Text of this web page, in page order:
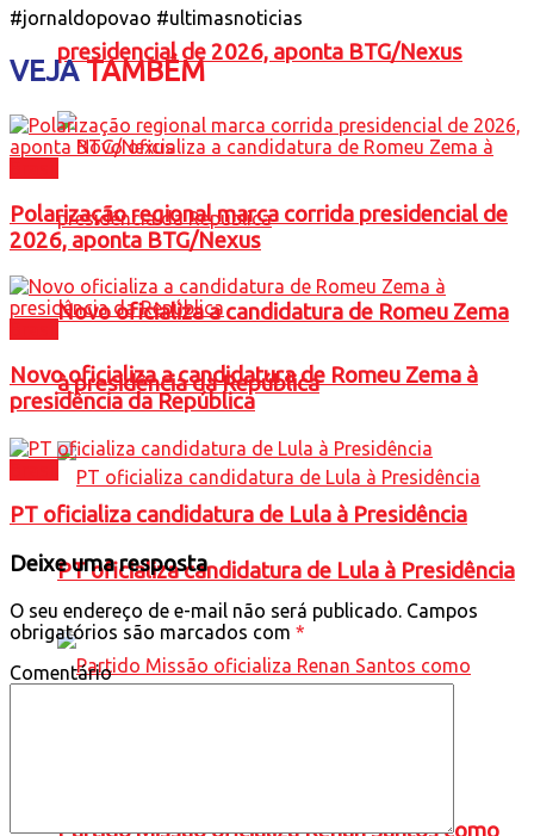
presidencial de 2026, aponta BTG/Nexus
Novo oficializa a candidatura de Romeu Zema
à presidência da República
PT oficializa candidatura de Lula à Presidência
Partido Missão oficializa Renan Santos como
#jornaldopovao #ultimasnoticias
VEJATAMBÉM
Polarização regional marca corrida presidencial de
2026, aponta BTG/Nexus
Novo oficializa a candidatura de Romeu Zema à
presidência da República
PT oficializa candidatura de Lula à Presidência
Deixe uma resposta
O seu endereço de e-mail não será publicado. Campos
obrigatórios são marcados com *
Comentário